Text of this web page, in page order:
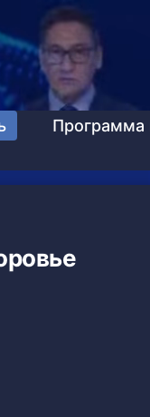
Программа